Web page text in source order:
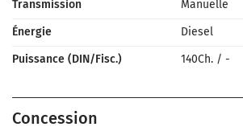
Transmission
Manuelle
Énergie
Diesel
Puissance (DIN/Fisc.)
140Ch. / -
Concession